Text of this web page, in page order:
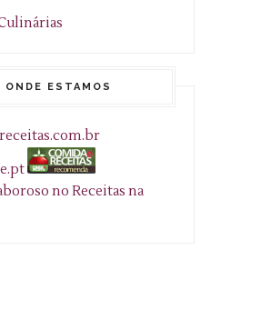
ONDE ESTAMOS